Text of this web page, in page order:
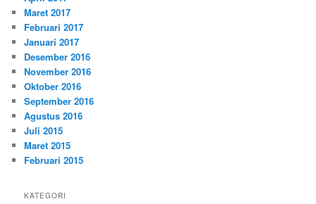
Maret 2017
Februari 2017
Januari 2017
Desember 2016
November 2016
Oktober 2016
September 2016
Agustus 2016
Juli 2015
Maret 2015
Februari 2015
KATEGORI